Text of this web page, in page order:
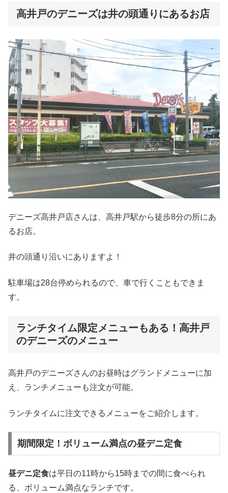
高井戸のデニーズは井の頭通りにあるお店
デニーズ高井戸店さんは、高井戸駅から徒歩8分の所にあ
るお店。
井の頭通り沿いにありますよ！
駐車場は28台停められるので、車で行くこともできま
す。
ランチタイム限定メニューもある！高井戸
のデニーズのメニュー
高井戸のデニーズさんのお昼時はグランドメニューに加
え、ランチメニューも注文が可能。
ランチタイムに注文できるメニューをご紹介します。
期間限定！ボリューム満点の昼デニ定食
昼デニ定食は平日の11時から15時までの間に食べられ
る、ボリューム満点なランチです。